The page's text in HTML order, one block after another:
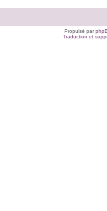
Propulsé par
Traduction et